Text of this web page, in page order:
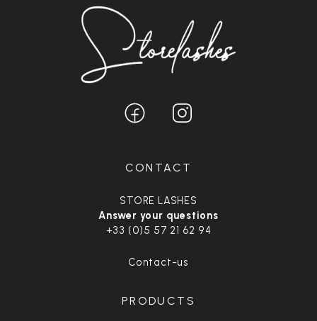
CONTACT
STORE LASHES
Answer your questions
+33 (0)5 57 21 62 94
Contact-us
PRODUCTS